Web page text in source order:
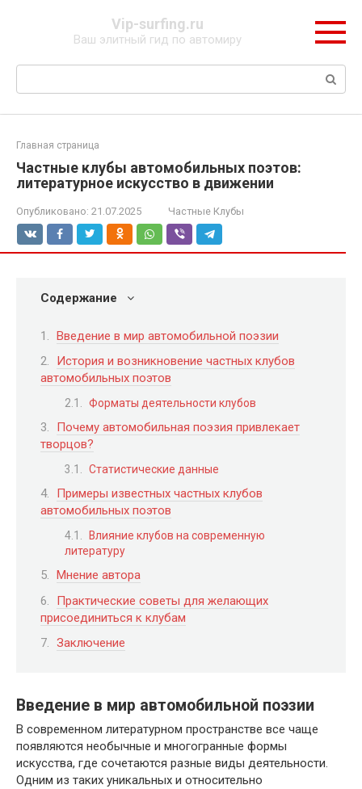
Vip-surfing.ru
Ваш элитный гид по автомиру
Поиск:
Главная страница
Частные клубы автомобильных поэтов:
литературное искусство в движении
Опубликовано: 21.07.2025 Частные Клубы
Содержание
Введение в мир автомобильной поэзии
История и возникновение частных клубов
автомобильных поэтов
Форматы деятельности клубов
Почему автомобильная поэзия привлекает
творцов?
Статистические данные
Примеры известных частных клубов
автомобильных поэтов
Влияние клубов на современную
литературу
Мнение автора
Практические советы для желающих
присоединиться к клубам
Заключение
Введение в мир автомобильной поэзии
В современном литературном пространстве все чаще
появляются необычные и многогранные формы
искусства, где сочетаются разные виды деятельности.
Одним из таких уникальных и относительно